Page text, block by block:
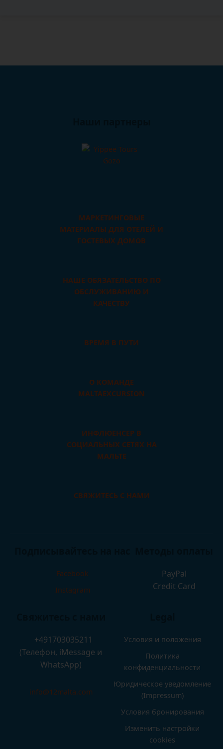
МАРКЕТИНГОВЫЕ
МАТЕРИАЛЫ ДЛЯ ОТЕЛЕЙ И
ГОСТЕВЫХ ДОМОВ
НАШЕ ОБЯЗАТЕЛЬСТВО ПО
ОБСЛУЖИВАНИЮ И
КАЧЕСТВУ
ВРЕМЯ В ПУТИ
О КОМАНДЕ
MALTAEXCURSION
ИНФЛЮЕНСЕР В
СОЦИАЛЬНЫХ СЕТЯХ НА
МАЛЬТЕ
СВЯЖИТЕСЬ С НАМИ
Facebook
Instagram
PayPal
Credit Card
+491703035211
(Телефон, iMessage и
WhatsApp)
info@12malta.com
Условия и положения
Политика
конфиденциальности
Юридическое уведомление
(Impressum)
Условия бронирования
Изменить настройки
cookies